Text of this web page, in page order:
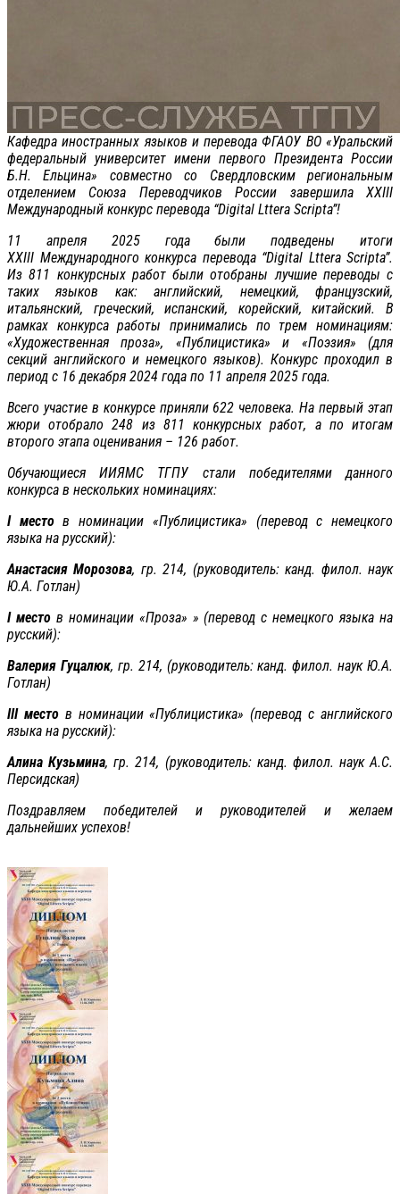
Кафедра иностранных языков и перевода ФГАОУ ВО «Уральский
федеральный университет имени первого Президента России
Б.Н. Ельцина» совместно со Свердловским региональным
отделением Союза Переводчиков России завершила XXIII
Международный конкурс перевода “Digital Lttera Scripta”!
11 апреля 2025 года были подведены итоги
XXIII Международного конкурса перевода “Digital Lttera Scripta”.
Из 811 конкурсных работ были отобраны лучшие переводы с
таких языков как: английский, немецкий, французский,
итальянский, греческий, испанский, корейский, китайский. В
рамках конкурса работы принимались по трем номинациям:
«Художественная проза», «Публицистика» и «Поэзия» (для
секций английского и немецкого языков). Конкурс проходил в
период с 16 декабря 2024 года по 11 апреля 2025 года.
Всего участие в конкурсе приняли 622 человека. На первый этап
жюри отобрало 248 из 811 конкурсных работ, а по итогам
второго этапа оценивания – 126 работ.
Обучающиеся ИИЯМС ТГПУ стали победителями данного
конкурса в нескольких номинациях:
Iместов номинации «Публицистика» (перевод с немецкого
языка на русский):
Анастасия Морозова, гр. 214, (руководитель: канд. филол. наук
Ю.А. Готлан)
Iместов номинации «Проза» » (перевод с немецкого языка на
русский):
Валерия Гуцалюк, гр. 214, (руководитель: канд. филол. наук Ю.А.
Готлан)
IIIместов номинации «Публицистика» (перевод с английского
языка на русский):
Алина Кузьмина, гр. 214, (руководитель: канд. филол. наук А.С.
Персидская)
Поздравляем победителей и руководителей и желаем
дальнейших успехов!